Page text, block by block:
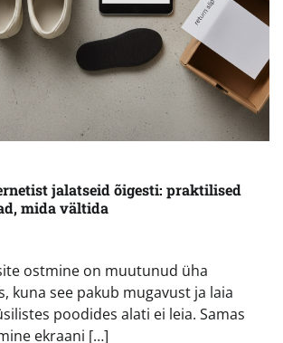
jalatseid õigesti: praktilised
mida vältida
ostmine on muutunud üha
kuna see pakub mugavust ja laia
poodides alati ei leia. Samas
ekraani […]